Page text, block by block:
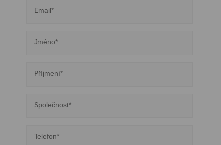
Email*
Jméno*
Příjmení*
Společnost*
Telefon*